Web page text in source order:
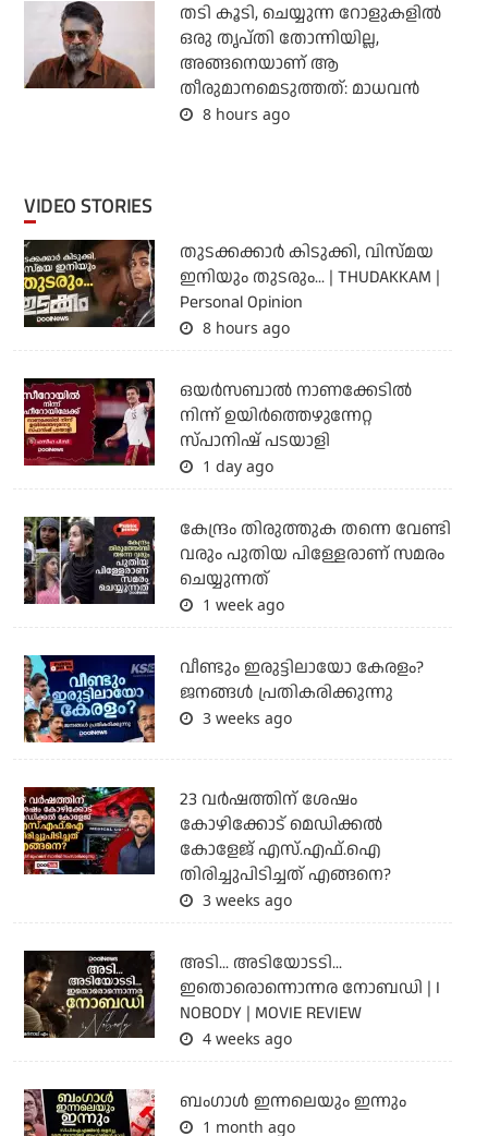
തടി കൂടി, ചെയ്യുന്ന റോളുകളില്‍
ഒരു തൃപ്തി തോന്നിയില്ല,
അങ്ങനെയാണ് ആ
തീരുമാനമെടുത്തത്: മാധവന്‍
8 hours ago
VIDEO STORIES
തുടക്കക്കാര്‍ കിടുക്കി, വിസ്മയ
ഇനിയും തുടരും... | THUDAKKAM |
Personal Opinion
8 hours ago
ഒയര്‍സബാൽ നാണക്കേടിൽ
നിന്ന് ഉയിർത്തെഴുന്നേറ്റ
സ്പാനിഷ് പടയാളി
1 day ago
കേന്ദ്രം തിരുത്തുക തന്നെ വേണ്ടി
വരും പുതിയ പിള്ളേരാണ് സമരം
ചെയ്യുന്നത്
1 week ago
വീണ്ടും ഇരുട്ടിലായോ കേരളം?
ജനങ്ങൾ പ്രതികരിക്കുന്നു
3 weeks ago
23 വർഷത്തിന് ശേഷം
കോഴിക്കോട് മെഡിക്കൽ
കോളേജ് എസ്.എഫ്.ഐ
തിരിച്ചുപിടിച്ചത് എങ്ങനെ?
3 weeks ago
അടി... അടിയോടടി...
ഇതൊരൊന്നൊന്നര നോബഡി | I
NOBODY | MOVIE REVIEW
4 weeks ago
ബംഗാള്‍ ഇന്നലെയും ഇന്നും
1 month ago